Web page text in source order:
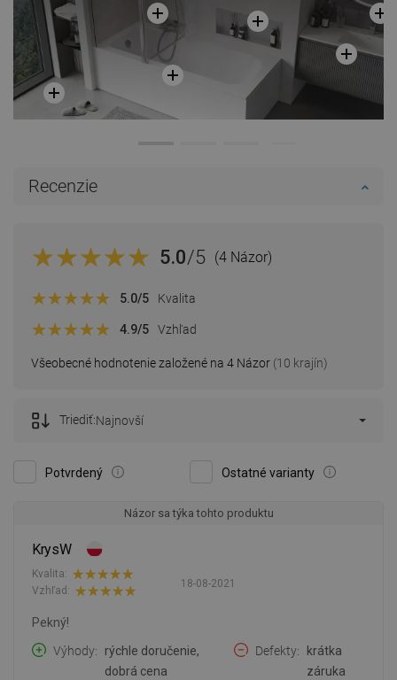
Recenzie
5.0/5 (4 Názor)
Všeobecné hodnotenie založené na 4 Názor (10 krajín)
5.0/5 Kvalita
4.9/5 Vzhľad
Potvrdený Ostatné varianty
Triediť:Najnovší
Názor sa týka tohto produktu
KrysW
18-08-2021
Kvalita:
Vzhľad:
Pekný!
Výhody
rýchle doručenie,
dobrá cena
Defekty
krátka
záruka